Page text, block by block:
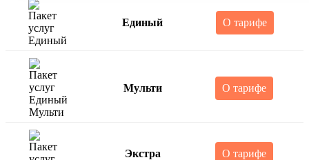
Единый О тарифе
Мульти О тарифе
Экстра О тарифе